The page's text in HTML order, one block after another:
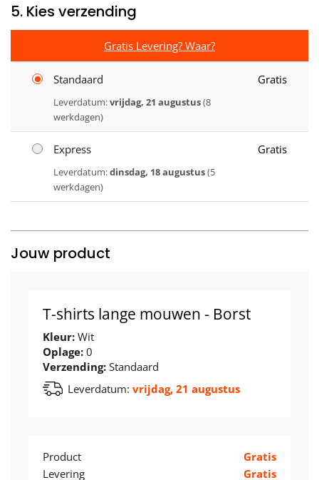
5. Kies verzending
Gratis Levering? Waar?
Standaard
Leverdatum:vrijdag, 21 augustus(8
werkdagen)
Gratis
Express
Leverdatum:dinsdag, 18 augustus(5
werkdagen)
Gratis
Jouw product
T-shirts lange mouwen - Borst
Kleur: Wit
Oplage: 0
Verzending: Standaard
Leverdatum: vrijdag, 21 augustus
Product
Gratis
Levering
Gratis